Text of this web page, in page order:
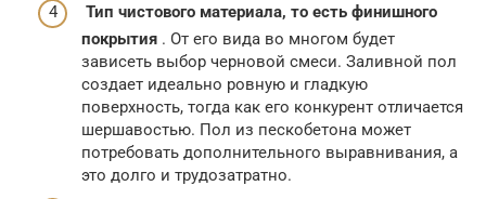
Тип чистового материала, то есть финишного
покрытия . От его вида во многом будет
зависеть выбор черновой смеси. Заливной пол
создает идеально ровную и гладкую
поверхность, тогда как его конкурент отличается
шершавостью. Пол из пескобетона может
потребовать дополнительного выравнивания, а
это долго и трудозатратно.